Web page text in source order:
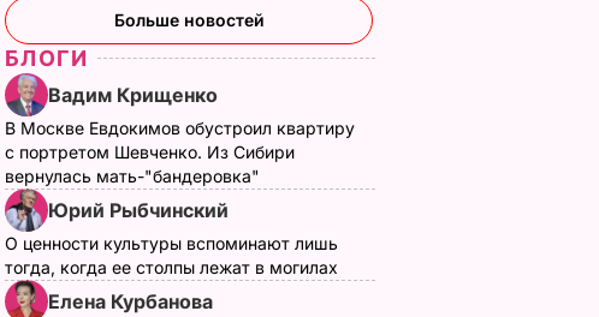
Больше новостей
БЛОГИ
Вадим Крищенко
В Москве Евдокимов обустроил квартиру
с портретом Шевченко. Из Сибири
вернулась мать-"бандеровка"
Юрий Рыбчинский
О ценности культуры вспоминают лишь
тогда, когда ее столпы лежат в могилах
Елена Курбанова